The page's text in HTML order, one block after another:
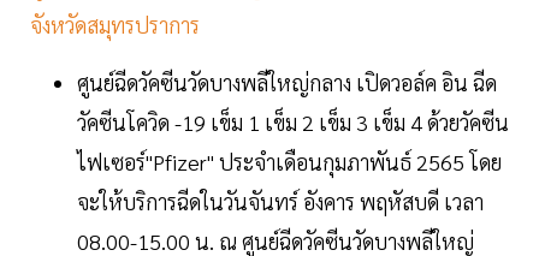
จังหวัดสมุทรปราการ
ศูนย์ฉีดวัคซีนวัดบางพลีใหญ่กลาง เปิดวอล์ค อิน ฉีด
วัคซีนโควิด -19 เข็ม 1 เข็ม 2 เข็ม 3 เข็ม 4 ด้วยวัคซีน
ไฟเซอร์"Pfizer" ประจำเดือนกุมภาพันธ์ 2565 โดย
จะให้บริการฉีดในวันจันทร์ อังคาร พฤหัสบดี เวลา
08.00-15.00 น. ณ ศูนย์ฉีดวัคซีน​วัดบางพลีใหญ่